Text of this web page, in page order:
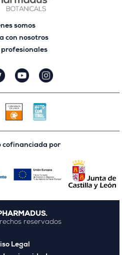
somos
con nosotros
profesionales
cofinanciada por
reservados
Legal